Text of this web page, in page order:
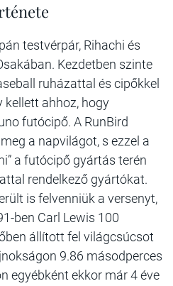
testvérpár, Rihachi és
Kezdetben szinte
ruházattal és cipőkkel
kellett ahhoz, hogy
futócipő. A RunBird
a napvilágot, s ezzel a
a futócipő gyártás terén
rendelkező gyártókat.
is felvenniük a versenyt,
ben Carl Lewis 100
állított fel világcsúcsot
9.86 másodperces
egyébként ekkor már 4 éve